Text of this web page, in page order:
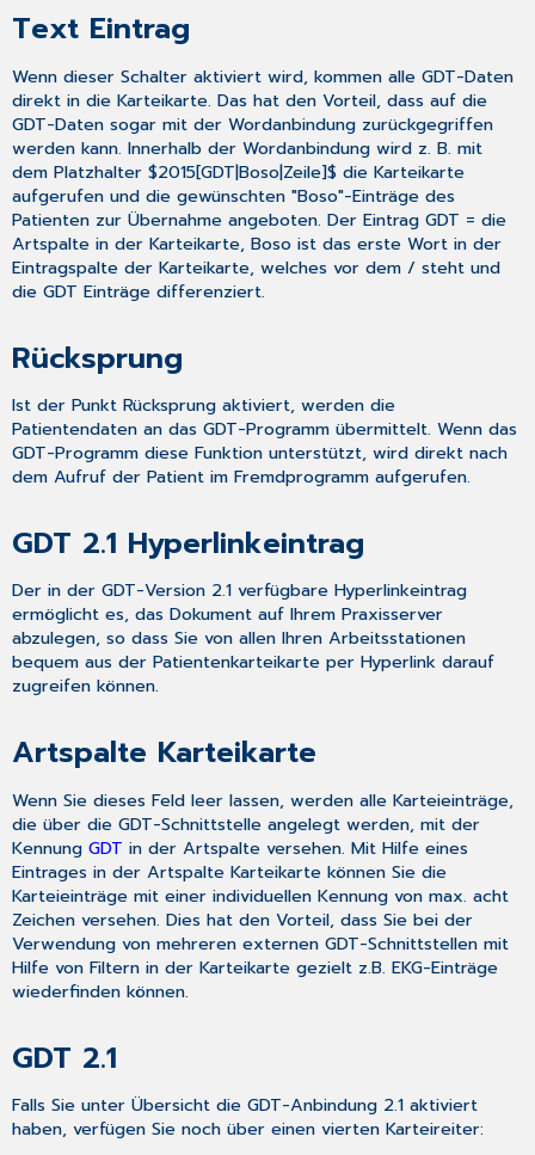
Text Eintrag
Wenn dieser Schalter aktiviert wird, kommen alle GDT-Daten
direkt in die Karteikarte. Das hat den Vorteil, dass auf die
GDT-Daten sogar mit der Wordanbindung zurückgegriffen
werden kann. Innerhalb der Wordanbindung wird z. B. mit
dem Platzhalter $2015[GDT|Boso|Zeile]$ die Karteikarte
aufgerufen und die gewünschten "Boso"-Einträge des
Patienten zur Übernahme angeboten. Der Eintrag GDT = die
Artspalte in der Karteikarte, Boso ist das erste Wort in der
Eintragspalte der Karteikarte, welches vor dem / steht und
die GDT Einträge differenziert.
Rücksprung
Ist der Punkt Rücksprung aktiviert, werden die
Patientendaten an das GDT-Programm übermittelt. Wenn das
GDT-Programm diese Funktion unterstützt, wird direkt nach
dem Aufruf der Patient im Fremdprogramm aufgerufen.
GDT 2.1 Hyperlinkeintrag
Der in der GDT-Version 2.1 verfügbare Hyperlinkeintrag
ermöglicht es, das Dokument auf Ihrem Praxisserver
abzulegen, so dass Sie von allen Ihren Arbeitsstationen
bequem aus der Patientenkarteikarte per Hyperlink darauf
zugreifen können.
Artspalte Karteikarte
Wenn Sie dieses Feld leer lassen, werden alle Karteieinträge,
die über die GDT-Schnittstelle angelegt werden, mit der
KennungGDT in der Artspalte versehen. Mit Hilfe eines
Eintrages in der Artspalte Karteikarte können Sie die
Karteieinträge mit einer individuellen Kennung von max. acht
Zeichen versehen. Dies hat den Vorteil, dass Sie bei der
Verwendung von mehreren externen GDT-Schnittstellen mit
Hilfe von Filtern in der Karteikarte gezielt z.B. EKG-Einträge
wiederfinden können.
GDT 2.1
Falls Sie unterÜbersicht die GDT-Anbindung 2.1 aktiviert
haben, verfügen Sie noch über einen vierten Karteireiter: